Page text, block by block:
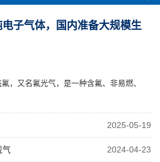
子气体，国内准备大规模生
，又名氟光气，是一种含氟、非易燃、
2025-05-19
气 2024-04-23